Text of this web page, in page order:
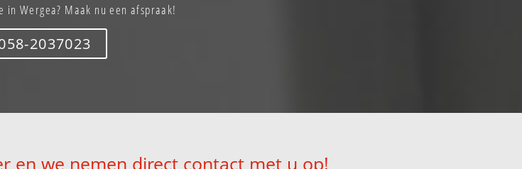
in Wergea? Maak nu een afspraak!
2037023
en we nemen direct contact met u op!